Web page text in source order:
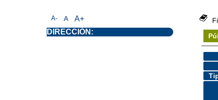
A- A A+
DIRECCIÓN: